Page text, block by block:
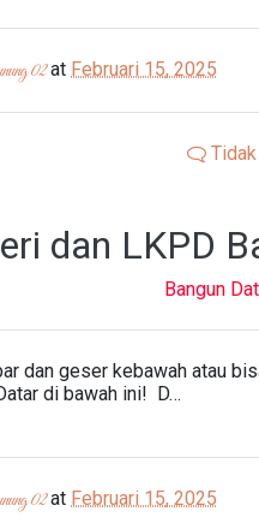
02at Februari 15, 2025
Tidak
dan LKPD
Bangun
dan geser kebawah atau
di bawah ini! D…
02at Februari 15, 2025